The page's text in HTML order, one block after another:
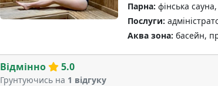
Парна: фінська
Послуги:
Аква зона: басейн,
Відмінно 5.0
Грунтуючись на 1 відгуку